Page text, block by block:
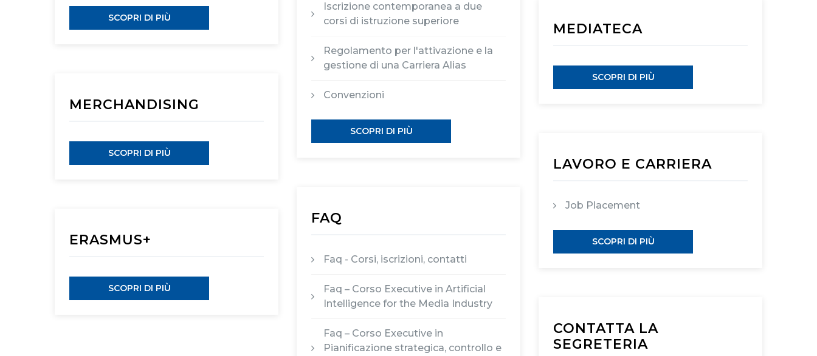
SCOPRI DI PIÙ
Iscrizione contemporanea a due
corsi di istruzione superiore
Regolamento per l'attivazione e la
gestione di una Carriera Alias
Convenzioni
SCOPRI DI PIÙ
MEDIATECA
SCOPRI DI PIÙ
MERCHANDISING
SCOPRI DI PIÙ
LAVORO E CARRIERA
Job Placement
SCOPRI DI PIÙ
FAQ
Faq - Corsi, iscrizioni, contatti
Faq – Corso Executive in Artificial
Intelligence for the Media Industry
Faq – Corso Executive in
Pianificazione strategica, controllo e
ERASMUS+
SCOPRI DI PIÙ
CONTATTA LA
SEGRETERIA